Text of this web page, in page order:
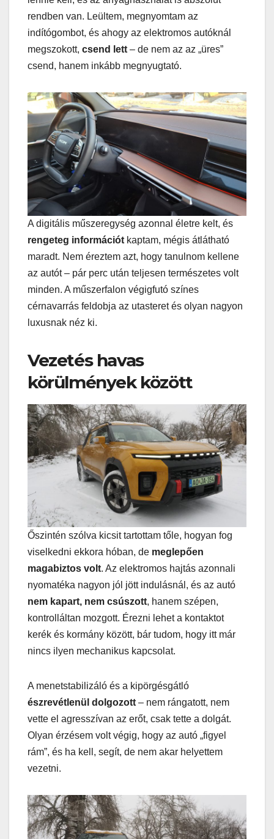
rendben van. Leültem, megnyomtam az
indítógombot, és ahogy az elektromos autóknál
megszokott, csend lett – de nem az az „üres”
csend, hanem inkább megnyugtató.
A digitális műszeregység azonnal életre kelt, és
rengeteg információt kaptam, mégis átlátható
maradt. Nem éreztem azt, hogy tanulnom kellene
az autót – pár perc után teljesen természetes volt
minden. A műszerfalon végigfutó színes
cérnavarrás feldobja az utasteret és olyan nagyon
luxusnak néz ki.
Vezetés havas
körülmények között
Őszintén szólva kicsit tartottam tőle, hogyan fog
viselkedni ekkora hóban, de meglepően
magabiztos volt. Az elektromos hajtás azonnali
nyomatéka nagyon jól jött indulásnál, és az autó
nem kapart, nem csúszott, hanem szépen,
kontrolláltan mozgott. Érezni lehet a kontaktot
kerék és kormány között, bár tudom, hogy itt már
nincs ilyen mechanikus kapcsolat.
A menetstabilizáló és a kipörgésgátló
észrevétlenül dolgozott – nem rángatott, nem
vette el agresszívan az erőt, csak tette a dolgát.
Olyan érzésem volt végig, hogy az autó „figyel
rám”, és ha kell, segít, de nem akar helyettem
vezetni.